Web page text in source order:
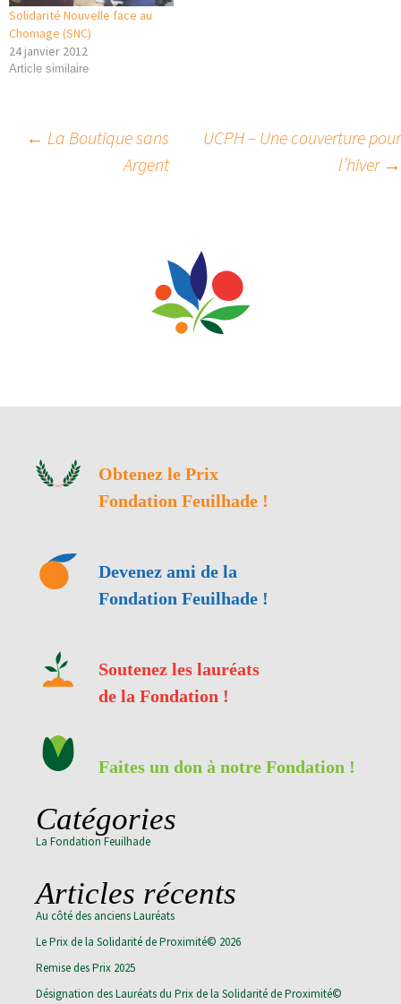
Solidarité Nouvelle face au
Chomage (SNC)
24 janvier 2012
Article similaire
Navigation
← La Boutique sans
Argent
UCPH – Une couverture pour
l’hiver →
Obtenez le Prix
Fondation Feuilhade !
Devenez ami de la
Fondation Feuilhade !
Soutenez les lauréats
de la Fondation !
Faites un don à notre Fondation !
Catégories
La Fondation Feuilhade
Articles récents
Au côté des anciens Lauréats
Le Prix de la Solidarité de Proximité© 2026
Remise des Prix 2025
Désignation des Lauréats du Prix de la Solidarité de Proximité©